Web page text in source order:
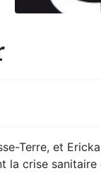
Terre, et
la crise